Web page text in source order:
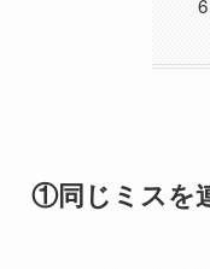
①同じミスを